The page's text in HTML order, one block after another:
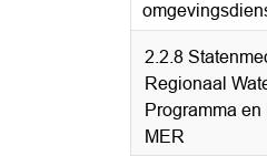
2.2.8
Regionaal
Programma
MER